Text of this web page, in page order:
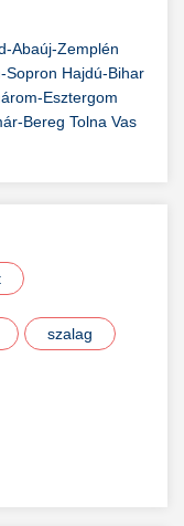
Abaúj-Zemplén
Sopron Hajdú-Bihar
Esztergom
Bereg Tolna Vas
szalag